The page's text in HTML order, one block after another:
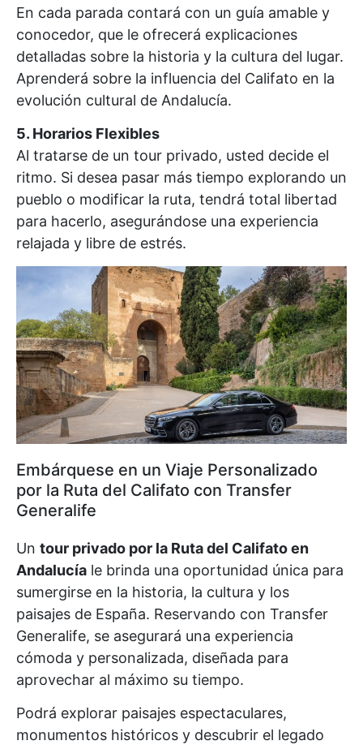
En cada parada contará con un guía amable y
conocedor, que le ofrecerá explicaciones
detalladas sobre la historia y la cultura del lugar.
Aprenderá sobre la influencia del Califato en la
evolución cultural de Andalucía.
5. Horarios Flexibles
Al tratarse de un tour privado, usted decide el
ritmo. Si desea pasar más tiempo explorando un
pueblo o modificar la ruta, tendrá total libertad
para hacerlo, asegurándose una experiencia
relajada y libre de estrés.
Embárquese en un Viaje Personalizado
por la Ruta del Califato con Transfer
Generalife
Un tour privado por la Ruta del Califato en
Andalucía le brinda una oportunidad única para
sumergirse en la historia, la cultura y los
paisajes de España. Reservando con Transfer
Generalife, se asegurará una experiencia
cómoda y personalizada, diseñada para
aprovechar al máximo su tiempo.
Podrá explorar paisajes espectaculares,
monumentos históricos y descubrir el legado